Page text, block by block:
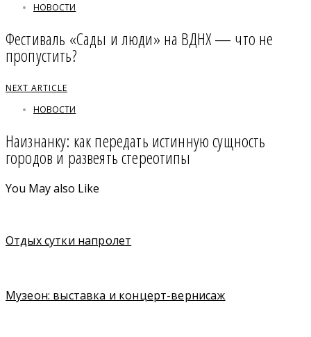
НОВОСТИ
Фестиваль «Сады и люди» на ВДНХ — что не
пропустить?
NEXT ARTICLE
НОВОСТИ
Наизнанку: как передать истинную сущность
городов и развеять стереотипы
You May also Like
Отдых сутки напролет
Музеон: выставка и концерт-вернисаж